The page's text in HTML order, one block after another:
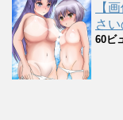
【
さ
60ビ